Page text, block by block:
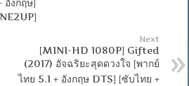
อังกฤษ]
Next
[MINI-HD 1080P] Gifted
(2017) อัจฉริยะสุดดวงใจ [พากย์
ไทย 5.1 + อังกฤษ DTS] [ซับไทย +